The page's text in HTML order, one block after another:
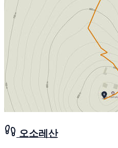
오소레산